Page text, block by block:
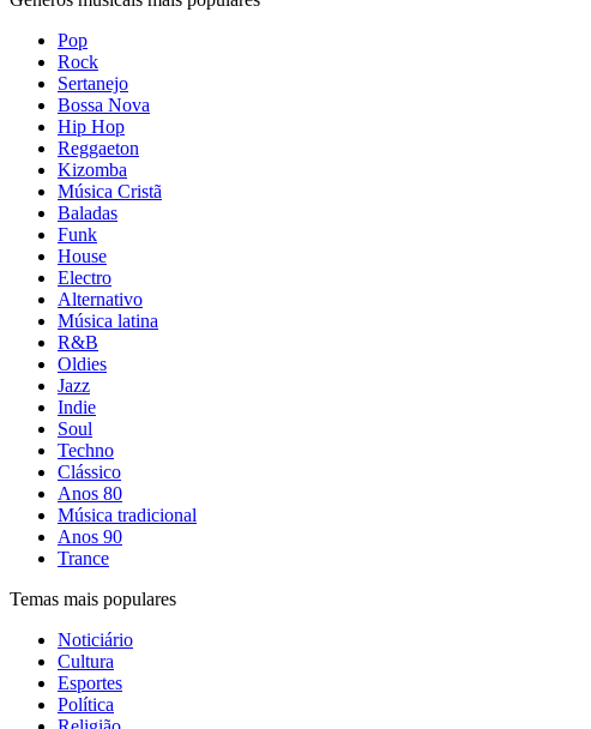
Pop
Rock
Sertanejo
Bossa Nova
Hip Hop
Reggaeton
Kizomba
Música Cristã
Baladas
Funk
House
Electro
Alternativo
Música latina
R&B
Oldies
Jazz
Indie
Soul
Techno
Clássico
Anos 80
Música tradicional
Anos 90
Trance
Temas mais populares
Noticiário
Cultura
Esportes
Política